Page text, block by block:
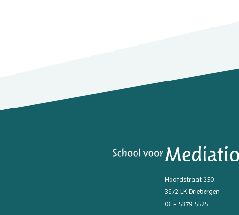
Hoofdstraat 250
3972 LK Driebergen
06 - 5379 5525